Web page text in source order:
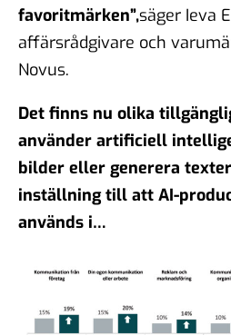
favoritmärken”,säger Ieva
affärsrådgivare och
Novus.
Det finns nu olika
använder artificiell
bilder eller generera
inställning till att AI-
används i…